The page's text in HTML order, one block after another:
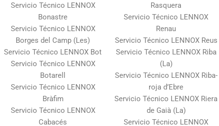
Servicio Técnico LENNOX
Bonastre
Servicio Técnico LENNOX
Borges del Camp (Les)
Servicio Técnico LENNOX Bot
Servicio Técnico LENNOX
Botarell
Servicio Técnico LENNOX
Bràfim
Servicio Técnico LENNOX
Cabacés
Rasquera
Servicio Técnico LENNOX
Renau
Servicio Técnico LENNOX Reus
Servicio Técnico LENNOX Riba
(La)
Servicio Técnico LENNOX Riba-
roja d’Ebre
Servicio Técnico LENNOX Riera
de Gaià (La)
Servicio Técnico LENNOX